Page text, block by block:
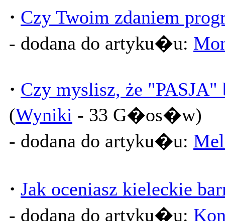
· Czy Twoim zdaniem
- dodana do artyku�u:
· Czy myslisz, że "PASJA"
(Wyniki - 33 G�os�w)
- dodana do artyku�u:
· Jak oceniasz kieleckie
- dodana do artyku�u: